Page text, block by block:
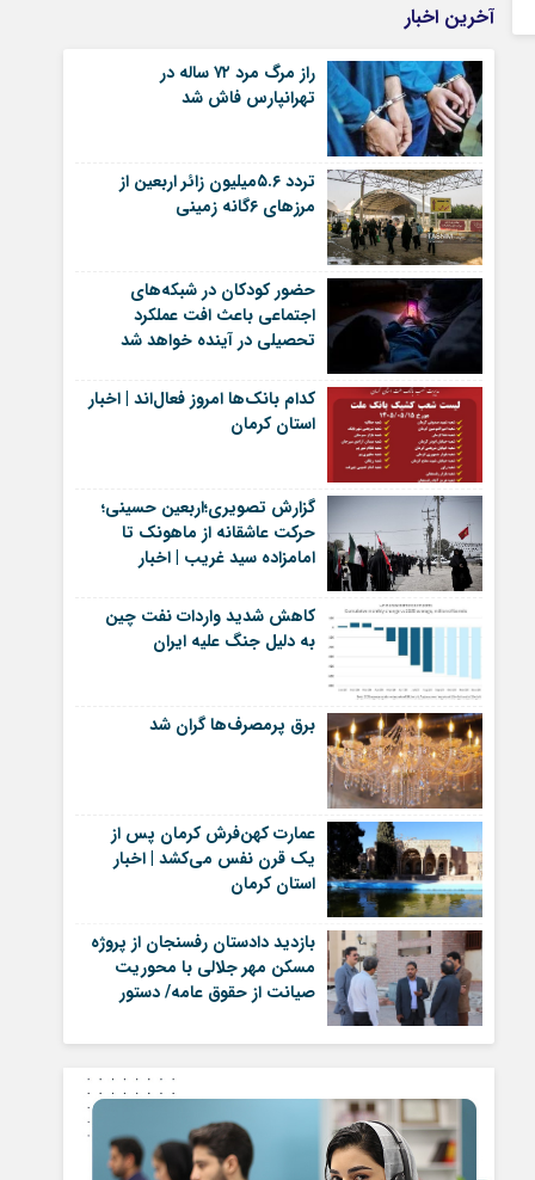
آخرین اخبار
راز مرگ مرد ۷۲ ساله در
تهرانپارس فاش شد
تردد ۵.۶میلیون زائر اربعین از
مرزهای ۶گانه زمینی
حضور کودکان در شبکه‌های
اجتماعی باعث افت عملکرد
تحصیلی در آینده خواهد شد
کدام بانک‌ها امروز فعال‌اند | اخبار
استان کرمان
گزارش تصویری؛اربعین حسینی؛
حرکت عاشقانه از ماهونک تا
امامزاده سید غریب | اخبار
کاهش شدید واردات نفت چین
به دلیل جنگ علیه ایران
برق پرمصرف‌ها گران شد
عمارت کهن‌فرش کرمان پس از
یک قرن نفس می‌کشد | اخبار
استان کرمان
بازدید دادستان رفسنجان از پروژه
مسکن مهر جلالی با محوریت
صیانت از حقوق عامه/ دستور
مالکان و تسریع در رفع مشکلات